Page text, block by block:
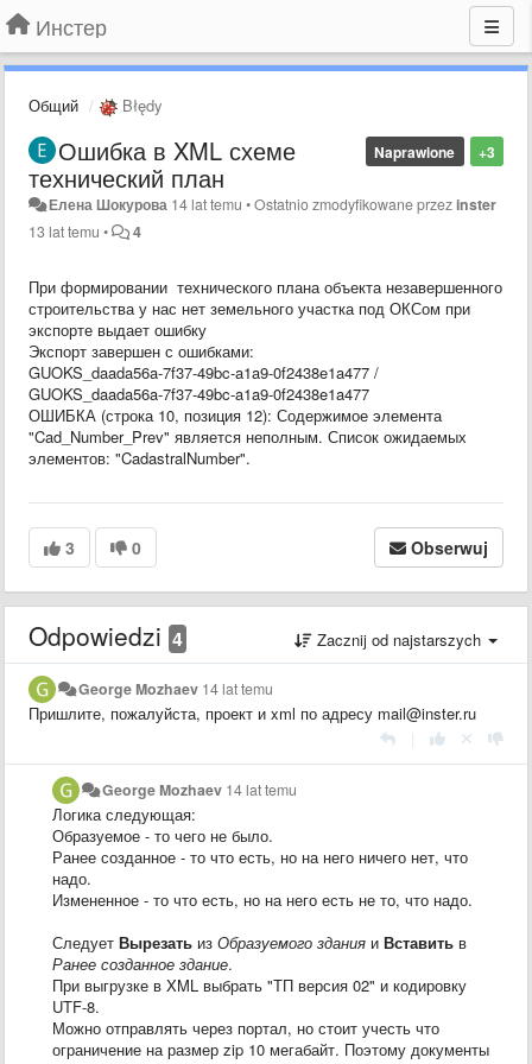
Инстер
Общий Błędy
+3
Naprawione
Ошибка в XML схеме
технический план
Елена Шокурова 14 lat temu •Ostatnio zmodyfikowane przezinster
13 lat temu • 4
При формировании технического плана объекта незавершенного
строительства у нас нет земельного участка под ОКСом при
экспорте выдает ошибку
Экспорт завершен с ошибками:
GUOKS_daada56a-7f37-49bc-a1a9-0f2438e1a477 /
GUOKS_daada56a-7f37-49bc-a1a9-0f2438e1a477
ОШИБКА (строка 10, позиция 12): Содержимое элемента
"Cad_Number_Prev" является неполным. Список ожидаемых
элементов: "CadastralNumber".
3 0 Obserwuj
Odpowiedzi 4 Zacznij od najstarszych
George Mozhaev 14 lat temu
Пришлите, пожалуйста, проект и xml по адресу mail@inster.ru
George Mozhaev 14 lat temu
Логика следующая:
Образуемое - то чего не было.
Ранее созданное - то что есть, но на него ничего нет, что
надо.
Измененное - то что есть, но на него есть не то, что надо.
Следует Вырезать из Образуемого здания и Вставить в
Ранее созданное здание.
При выгрузке в XML выбрать "ТП версия 02" и кодировку
UTF-8.
Можно отправлять через портал, но стоит учесть что
ограничение на размер zip 10 мегабайт. Поэтому документы